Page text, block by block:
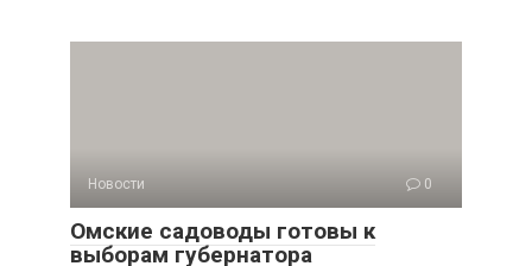
Новости 0
Омские садоводы готовы к
выборам губернатора